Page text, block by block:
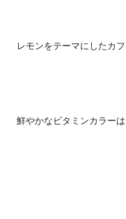
レモンをテーマにしたカ
鮮やかなビタミンカラー